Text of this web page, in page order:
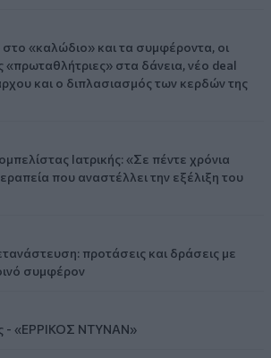
«καλώδιο» και τα συμφέροντα, οι
«πρωταθλήτριες» στα δάνεια, νέο deal
και ο διπλασιασμός των κερδών της
Ιατρικής: «Σε πέντε χρόνια
που αναστέλλει την εξέλιξη του
προτάσεις και δράσεις με
συμφέρον
- «ΕΡΡΙΚΟΣ ΝΤΥΝΑΝ»